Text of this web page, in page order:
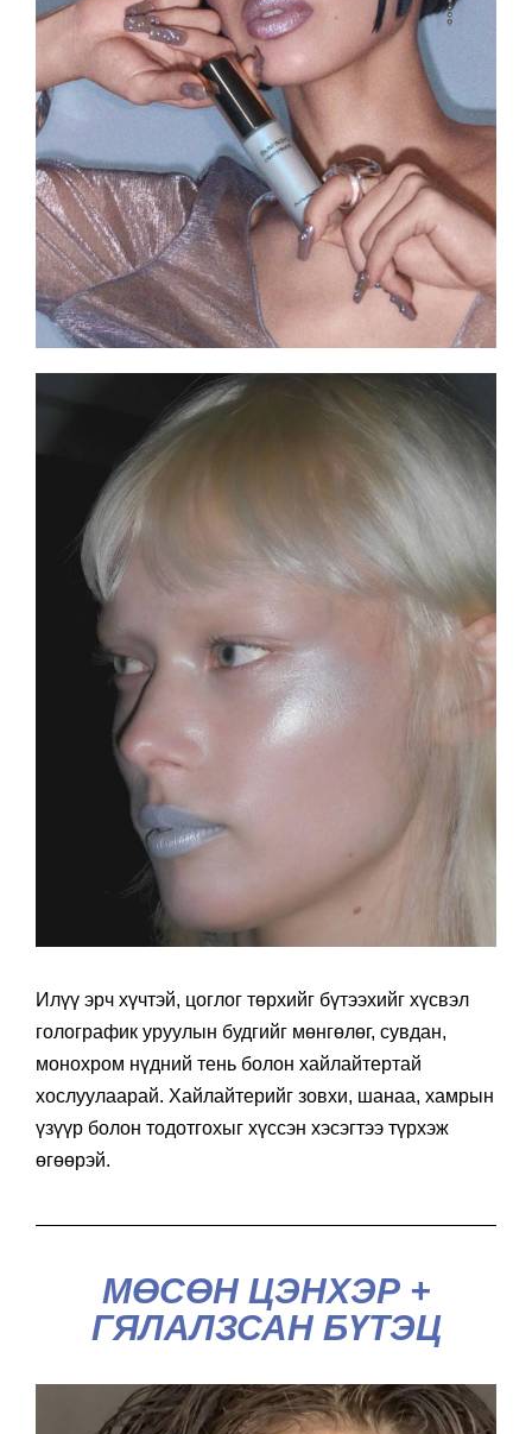
Илүү эрч хүчтэй, цоглог төрхийг бүтээхийг хүсвэл
голографик уруулын будгийг мөнгөлөг, сувдан,
монохром нүдний тень болон хайлайтертай
хослуулаарай. Хайлайтерийг зовхи, шанаа, хамрын
үзүүр болон тодотгохыг хүссэн хэсэгтээ түрхэж
өгөөрэй.
МӨСӨН ЦЭНХЭР +
ГЯЛАЛЗСАН БҮТЭЦ